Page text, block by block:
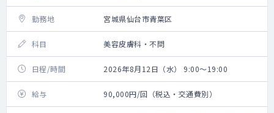
勤務地 宮城県仙台市青葉区
科目 美容皮膚科・不問
日程/時間 2026年8月12日（水） 9:00～19:00
給与 90,000円/回（税込・交通費別）